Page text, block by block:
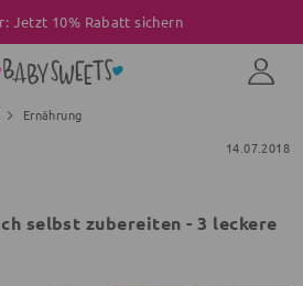
Jetzt 10% Rabatt sichern
Ernährung
14.07.2018
selbst zubereiten - 3 leckere